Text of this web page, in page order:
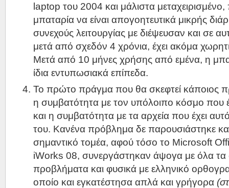
laptop του 2004 και μάλιστα μεταχειρισμένο,
μπαταρία να είναι απογοητευτικά μικρής
συνεχούς λειτουργίας με διέψευσαν και σε
μετά από σχεδόν 4 χρόνια, έχει ακόμα
Μετά από 10 μήνες χρήσης από εμένα, η
ίδια εντυπωσιακά επίπεδα.
Το πρώτο πράγμα που θα σκεφτεί κάποιος
η συμβατότητα με τον υπόλοιπο κόσμο που
και η συμβατότητα με τα αρχεία που έχει
του. Κανένα πρόβλημα δε παρουσιάστηκε
σημαντικό τομέα, αφού τόσο το Microsoft
iWorks 08, συνεργάστηκαν άψογα με όλα τα
προβλήματα και φυσικά με ελληνικό
οποίο και εγκατέστησα απλά και γρήγορα